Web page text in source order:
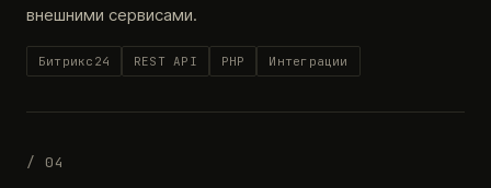
внешними сервисами.
Битрикс24 REST API PHP Интеграции
/ 04